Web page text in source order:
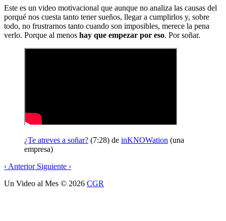
Este es un video motivacional que aunque no analiza las causas del
porqué nos cuesta tanto tener sueños, llegar a cumplirlos y, sobre
todo, no frustrarnos tanto cuando son imposibles, merece la pena
verlo. Porque al menos hay que empezar por eso. Por soñar.
¿Te atreves a soñar? (7:28) de inKNOWation (una
empresa)
‹ Anterior Siguiente ›
Un Video al Mes © 2026 CGR